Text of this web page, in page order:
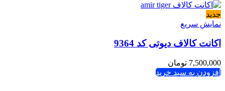
جدید
نمایش سریع
اکانت کالاف دیوتی کد 9364
7,500,000 تومان
افزودن به سبد خرید